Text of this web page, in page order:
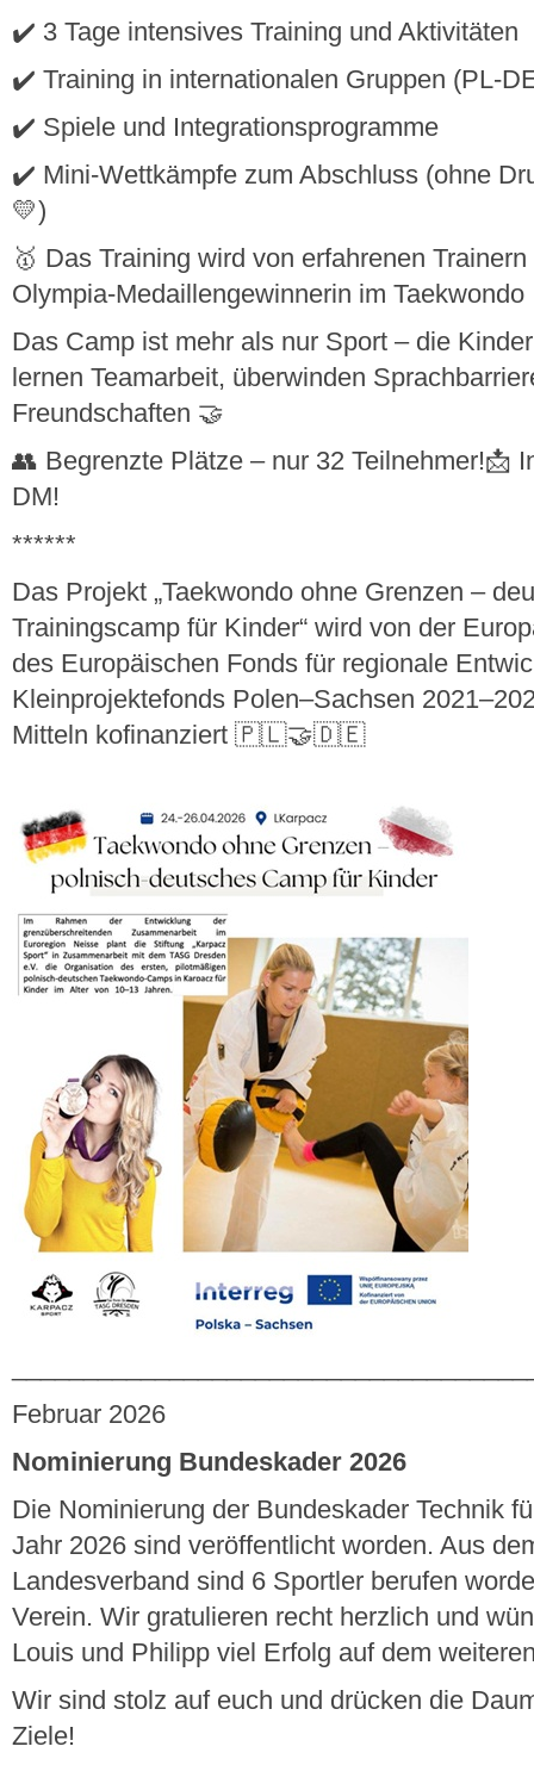
✔️ 3 Tage intensives Training und Aktivitäten
✔️ Training in internationalen Gruppen (PL-
✔️ Spiele und Integrationsprogramme
✔️ Mini-Wettkämpfe zum Abschluss (ohne
💛)
🥇 Das Training wird von erfahrenen
Olympia-Medaillengewinnerin im Taekwondo
Das Camp ist mehr als nur Sport – die
lernen Teamarbeit, überwinden
Freundschaften 🤝
👥 Begrenzte Plätze – nur 32 Teilnehmer!📩
DM!
******
Das Projekt „Taekwondo ohne Grenzen –
Trainingscamp für Kinder“ wird von der
des Europäischen Fonds für regionale
Kleinprojektefonds Polen–Sachsen
Mitteln kofinanziert 🇵🇱🤝🇩🇪
Februar 2026
Nominierung Bundeskader 2026
Die Nominierung der Bundeskader Technik
Jahr 2026 sind veröffentlicht worden. Aus
Landesverband sind 6 Sportler berufen
Verein. Wir gratulieren recht herzlich und
Louis und Philipp viel Erfolg auf dem
Wir sind stolz auf euch und drücken die
Ziele!